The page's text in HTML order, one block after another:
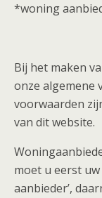
*woning
Bij het maken
onze algemene
voorwaarden
van dit website.
moet u eerst
aanbieder’,